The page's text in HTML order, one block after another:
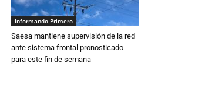
Informando Primero
Saesa mantiene supervisión de la red
ante sistema frontal pronosticado
para este fin de semana